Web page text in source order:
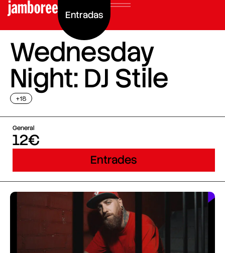
Entradas
Wednesday
Night: DJ Stile
+18
General
12€
Entrades